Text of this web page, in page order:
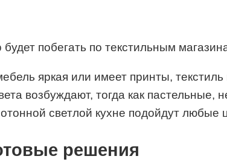
побегать по текстильным
яркая или имеет принты,
возбуждают, тогда как пастельные,
светлой кухне подойдут любые
решения